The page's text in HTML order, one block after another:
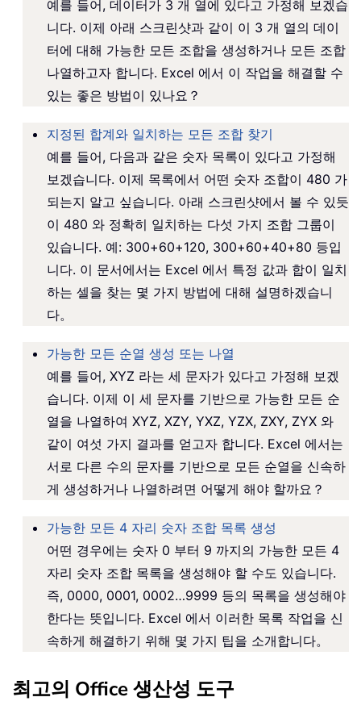
예를 들어, 데이터가 3 개 열에 있다고 가정해 보겠습
니다. 이제 아래 스크린샷과 같이 이 3 개 열의 데이
터에 대해 가능한 모든 조합을 생성하거나 모든 조합
나열하고자 합니다. Excel 에서 이 작업을 해결할 수
있는 좋은 방법이 있나요？
지정된 합계와 일치하는 모든 조합 찾기
예를 들어, 다음과 같은 숫자 목록이 있다고 가정해
보겠습니다. 이제 목록에서 어떤 숫자 조합이 480 가
되는지 알고 싶습니다. 아래 스크린샷에서 볼 수 있듯
이 480 와 정확히 일치하는 다섯 가지 조합 그룹이
있습니다. 예: 300+60+120, 300+60+40+80 등입
니다. 이 문서에서는 Excel 에서 특정 값과 합이 일치
하는 셀을 찾는 몇 가지 방법에 대해 설명하겠습니
다。
가능한 모든 순열 생성 또는 나열
예를 들어, XYZ 라는 세 문자가 있다고 가정해 보겠
습니다. 이제 이 세 문자를 기반으로 가능한 모든 순
열을 나열하여 XYZ, XZY, YXZ, YZX, ZXY, ZYX 와
같이 여섯 가지 결과를 얻고자 합니다. Excel 에서는
서로 다른 수의 문자를 기반으로 모든 순열을 신속하
게 생성하거나 나열하려면 어떻게 해야 할까요？
가능한 모든 4 자리 숫자 조합 목록 생성
어떤 경우에는 숫자 0 부터 9 까지의 가능한 모든 4
자리 숫자 조합 목록을 생성해야 할 수도 있습니다.
즉, 0000, 0001, 0002…9999 등의 목록을 생성해야
한다는 뜻입니다. Excel 에서 이러한 목록 작업을 신
속하게 해결하기 위해 몇 가지 팁을 소개합니다。
최고의 Office 생산성 도구